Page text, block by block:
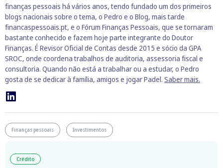
finanças pessoais há vários anos, tendo fundado um dos primeiros
blogs nacionais sobre o tema, o Pedro e o Blog, mais tarde
financaspessoais.pt, e o Fórum Finanças Pessoais, que se tornaram
bastante conhecido e fazem hoje parte integrante do Doutor
Finanças. É Revisor Oficial de Contas desde 2015 e sócio da GPA
SROC, onde coordena trabalhos de auditoria, assessoria fiscal e
consultoria. Quando não está a trabalhar ou a estudar, o Pedro
gosta de se dedicar à família, amigos e jogar Padel. Saber mais.
Finanças pessoais Investimentos
Crédito